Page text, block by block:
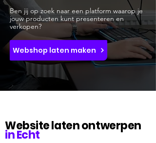
Ben jij op zoek naar een platform waarop je
jouw producten kunt presenteren en
verkopen?
Webshop laten maken
Website laten ontwerpen
in Echt